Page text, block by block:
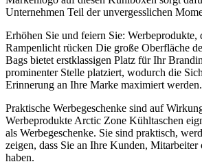
Unternehmen Teil der unvergesslichen
Erhöhen Sie und feiern Sie: Werbeprodukte,
Rampenlicht rücken Die große Oberfläche
Bags bietet erstklassigen Platz für Ihr
prominenter Stelle platziert, wodurch die
Erinnerung an Ihre Marke maximiert werden.
Praktische Werbegeschenke sind auf
Werbeprodukte Arctic Zone Kühltaschen
als Werbegeschenke. Sie sind praktisch,
zeigen, dass Sie an Ihre Kunden, Mitarbeiter
haben.